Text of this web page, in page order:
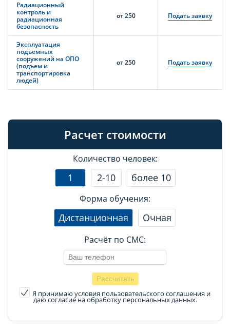
Радиационный
контроль и
радиационная
безопасность
от 250 Подать заявку
Эксплуатация
подъемных
сооружений на ОПО
(подъем и
транспортировка
людей)
от 250 Подать заявку
Расчет стоимости
Количество человек:
1 2-10 более 10
Форма обучения:
Дистанционная Очная
Расчёт по СМС:
Я принимаю условия пользовательского соглашения и
даю согласие на обработку персональных данных.